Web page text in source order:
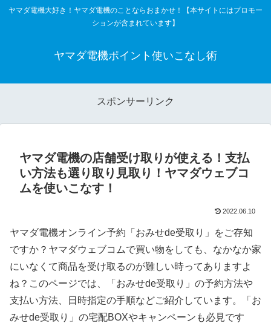
ヤマダ電機大好き！ヤマダ電機のことならおまかせ！【本サイトにはプロモー
ションが含まれています】
ヤマダ電機ポイント使いこなし術
スポンサーリンク
ヤマダ電機の店舗受け取りが使える！支払
い方法も選り取り見取り！ヤマダウェブコ
ムを使いこなす！
2022.06.10
ヤマダ電機オンライン予約「おみせde受取り」をご存知
ですか？ヤマダウェブコムで買い物をしても、なかなか家
にいなくて商品を受け取るのが難しい時ってありますよ
ね？このページでは、「おみせde受取り」の予約方法や
支払い方法、日時指定の手順などご紹介しています。「お
みせde受取り」の宅配BOXやキャンペーンも必見です